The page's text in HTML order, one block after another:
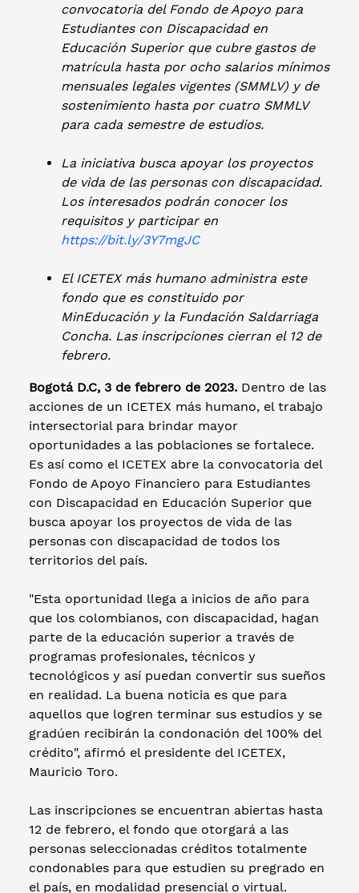
convocatoria del Fondo de Apoyo para
Estudiantes con Discapacidad en
Educación Superior que cubre gastos de
matrícula hasta por ocho salarios mínimos
mensuales legales vigentes (SMMLV) y de
sostenimiento hasta por cuatro SMMLV
para cada semestre de estudios.
La iniciativa busca apoyar los proyectos
de vida de las personas con discapacidad.
Los interesados podrán conocer los
requisitos y participar en
https://bit.ly/3Y7mgJC
El ICETEX más humano administra este
fondo que es constituido por
MinEducación y la Fundación Saldarriaga
Concha. Las inscripciones cierran el 12 de
febrero.
Bogotá D.C, 3 de febrero de 2023. Dentro de las
acciones de un ICETEX más humano, el trabajo
intersectorial para brindar mayor
oportunidades a las poblaciones se fortalece.
Es así como el ICETEX abre la convocatoria del
Fondo de Apoyo Financiero para Estudiantes
con Discapacidad en Educación Superior que
busca apoyar los proyectos de vida de las
personas con discapacidad de todos los
territorios del país.
"Esta oportunidad llega a inicios de año para
que los colombianos, con discapacidad, hagan
parte de la educación superior a través de
programas profesionales, técnicos y
tecnológicos y así puedan convertir sus sueños
en realidad. La buena noticia es que para
aquellos que logren terminar sus estudios y se
gradúen recibirán la condonación del 100% del
crédito", afirmó el presidente del ICETEX,
Mauricio Toro.
Las inscripciones se encuentran abiertas hasta
12 de febrero, el fondo que otorgará a las
personas seleccionadas créditos totalmente
condonables para que estudien su pregrado en
el país, en modalidad presencial o virtual.